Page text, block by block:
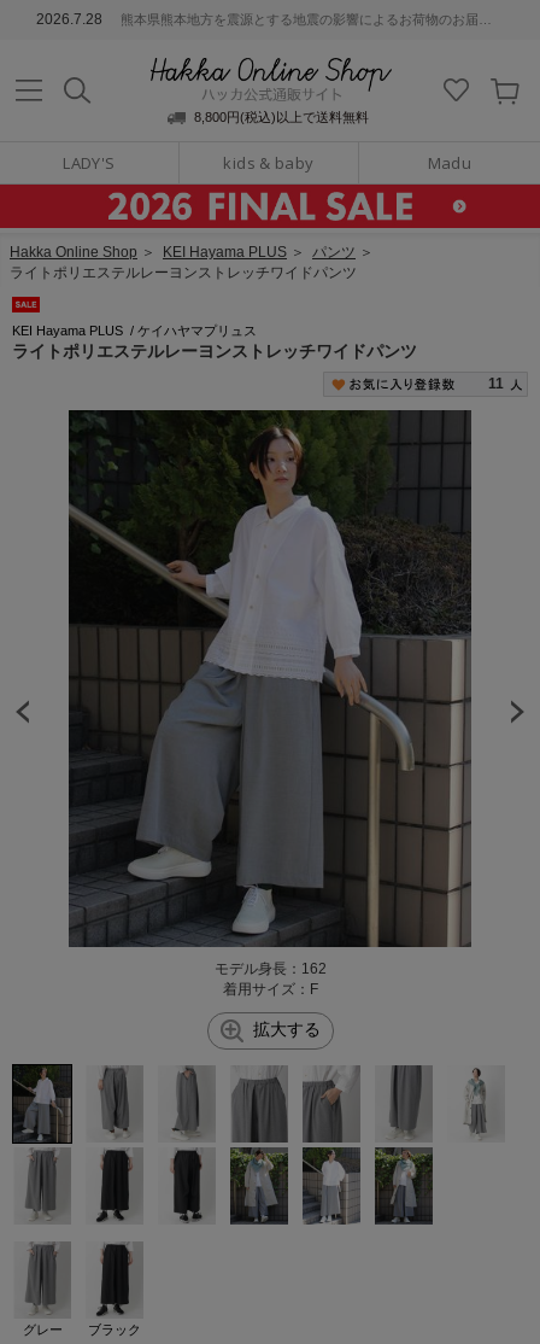
2026.7.28 熊本県熊本地方を震源とする地震の影響によるお荷物のお届けについて
8,800円(税込)以上で送料無料
LADY'S kids & baby Madu
通販サイト
販サイト
Hakka Online Shop ＞ KEI Hayama PLUS ＞ パンツ ＞
ライトポリエステルレーヨンストレッチワイドパンツ
KEI Hayama PLUS / ケイハヤマプリュス
ライトポリエステルレーヨンストレッチワイドパンツ
11
モデル身長：162
着用サイズ：F
拡大する
グレー ブラック